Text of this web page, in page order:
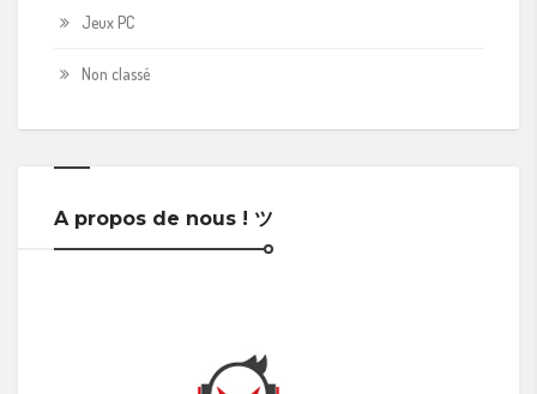
Jeux PC
Non classé
A propos de nous ! ツ